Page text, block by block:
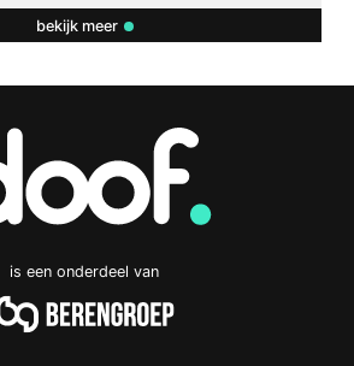
bekijk meer
is een onderdeel van